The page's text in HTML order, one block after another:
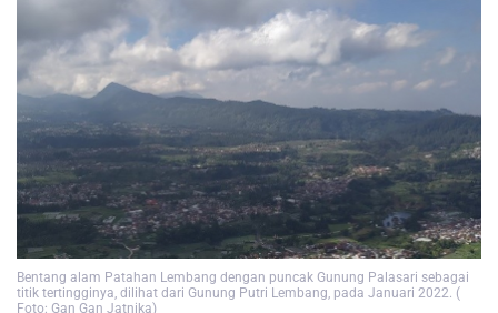
Bentang alam Patahan Lembang dengan puncak Gunung Palasari sebagai
titik tertingginya, dilihat dari Gunung Putri Lembang, pada Januari 2022. (
Foto: Gan Gan Jatnika)